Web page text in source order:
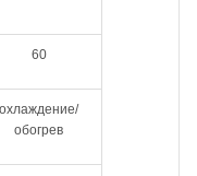
60
охлаждение/
обогрев